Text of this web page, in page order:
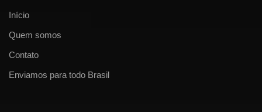
Início
Quem somos
Contato
Enviamos para todo Brasil